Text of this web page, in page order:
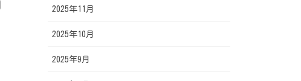
2025年11月
2025年10月
2025年9月